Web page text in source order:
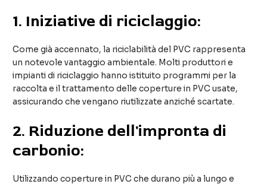
1. Iniziative di riciclaggio:
Come già accennato, la riciclabilità del PVC rappresenta
un notevole vantaggio ambientale. Molti produttori e
impianti di riciclaggio hanno istituito programmi per la
raccolta e il trattamento delle coperture in PVC usate,
assicurando che vengano riutilizzate anziché scartate.
2. Riduzione dell'impronta di
carbonio:
Utilizzando coperture in PVC che durano più a lungo e